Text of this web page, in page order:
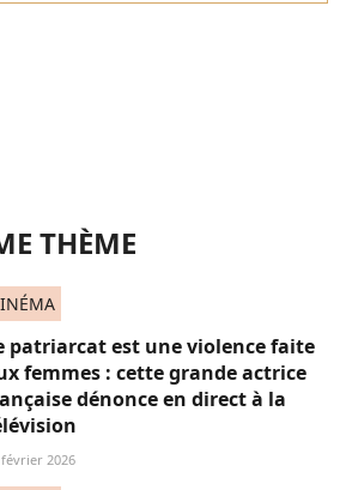
THÈME
patriarcat est une violence faite
femmes : cette grande actrice
dénonce en direct à la
février 2026